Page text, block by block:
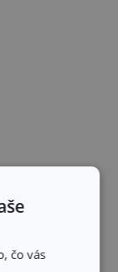
čo vás